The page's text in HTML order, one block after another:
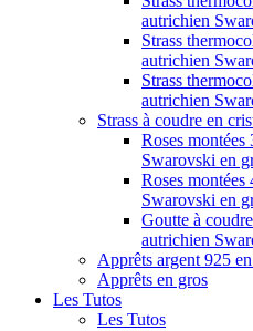
autrichien
Strass
autrichien
Strass
autrichien
Strass à coudre en
Roses
Swarovski en
Roses
Swarovski en
Goutte à
autrichien
Apprêts argent 925
Apprêts en gros
Les Tutos
Les Tutos